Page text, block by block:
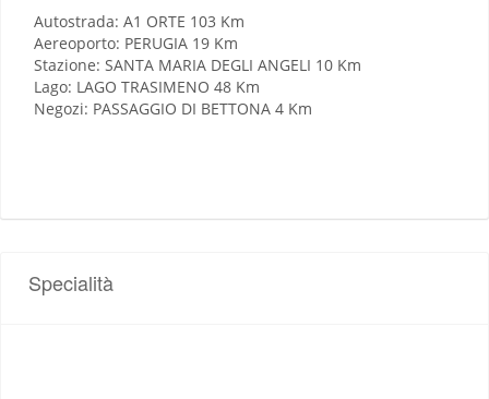
Autostrada: A1 ORTE 103 Km
Aereoporto: PERUGIA 19 Km
Stazione: SANTA MARIA DEGLI ANGELI 10 Km
Lago: LAGO TRASIMENO 48 Km
Negozi: PASSAGGIO DI BETTONA 4 Km
Specialità